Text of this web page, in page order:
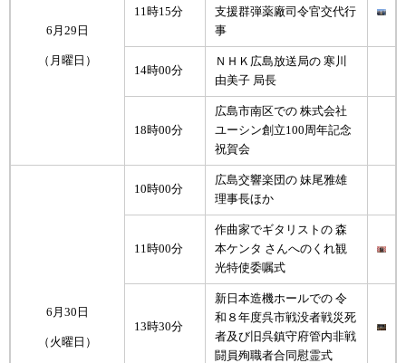
6月29日
（月曜日）
11時15分
支援群弾薬廠司令官交代行
事
14時00分
ＮＨＫ広島放送局の 寒川
由美子 局長
18時00分
広島市南区での 株式会社
ユーシン創立100周年記念
祝賀会
6月30日
（火曜日）
10時00分
広島交響楽団の 妹尾雅雄
理事長ほか
11時00分
作曲家でギタリストの 森
本ケンタ さんへのくれ観
光特使委嘱式
13時30分
新日本造機ホールでの 令
和８年度呉市戦没者戦災死
者及び旧呉鎮守府管内非戦
闘員殉職者合同慰霊式